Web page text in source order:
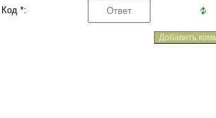
Код *: